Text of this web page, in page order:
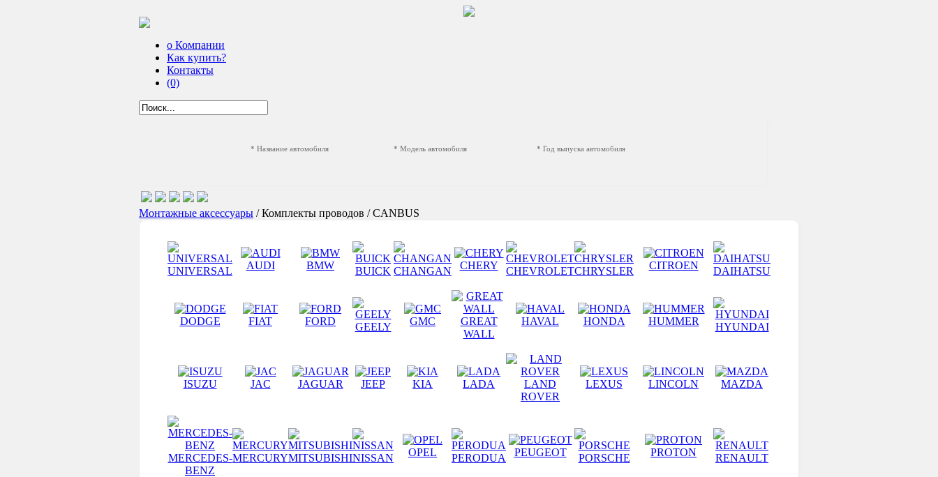
о Компании
Как купить?
Контакты
(0)
* Название автомобиля * Модель автомобиля * Год выпуска автомобиля
Монтажные аксессуары / Комплекты проводов / CANBUS
UNIVERSAL AUDI BMW BUICK CHANGAN CHERY CHEVROLETCHRYSLER CITROEN DAIHATSU
DODGE FIAT FORD GEELY GMC
GREAT
WALL
HAVAL HONDA HUMMER HYUNDAI
ISUZU JAC JAGUAR JEEP KIA LADA
LAND
ROVER
LEXUS LINCOLN MAZDA
MERCEDES-
BENZ
MERCURYMITSUBISHINISSAN OPEL PERODUA PEUGEOT PORSCHE PROTON RENAULT